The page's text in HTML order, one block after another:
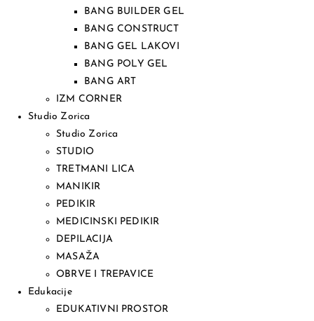
BANG BUILDER GEL
BANG CONSTRUCT
BANG GEL LAKOVI
BANG POLY GEL
BANG ART
IZM CORNER
Studio Zorica
Studio Zorica
STUDIO
TRETMANI LICA
MANIKIR
PEDIKIR
MEDICINSKI PEDIKIR
DEPILACIJA
MASAŽA
OBRVE I TREPAVICE
Edukacije
EDUKATIVNI PROSTOR